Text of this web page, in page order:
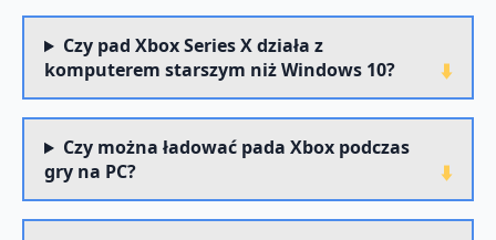
Czy pad Xbox Series X działa z
komputerem starszym niż Windows 10?
Czy można ładować pada Xbox podczas
gry na PC?